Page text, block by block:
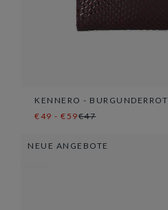
KENNERO - BURGUNDERROT
€49 - €59€47
NEUE ANGEBOTE